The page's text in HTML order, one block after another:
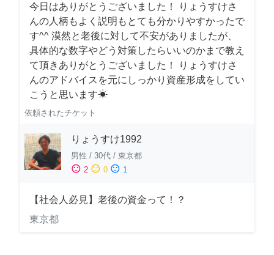
今日はありがとうございました！ りょうすけさ
んの人柄もよく説明もとても分かりやすかったで
す^^ 漠然と老後に対して不安がありましたが、
具体的な数字やどう対策したらいいのかまで教え
て頂きありがとうございました！ りょうすけさ
んのアドバイスを元にしっかり資産形成をしてい
こうと思います☀︎
依頼されたチケット
りょうすけ1992
男性 / 30代 / 東京都
sentiment_satisfied 2 sentiment_neutral 0 sentiment_dissatisfied 1
【社会人必見】老後の資金って！？
東京都